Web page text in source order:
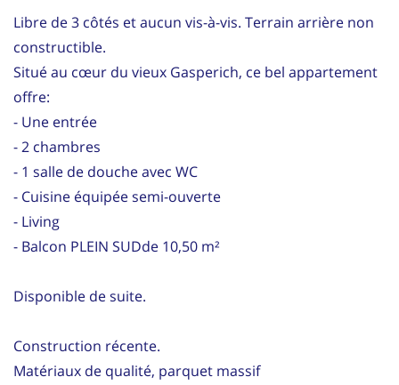
Libre de 3 côtés et aucun vis-à-vis. Terrain arrière non
constructible.
Situé au cœur du vieux Gasperich, ce bel appartement
offre:
- Une entrée
- 2 chambres
- 1 salle de douche avec WC
- Cuisine équipée semi-ouverte
- Living
- Balcon PLEIN SUDde 10,50 m²
Disponible de suite.
Construction récente.
Matériaux de qualité, parquet massif